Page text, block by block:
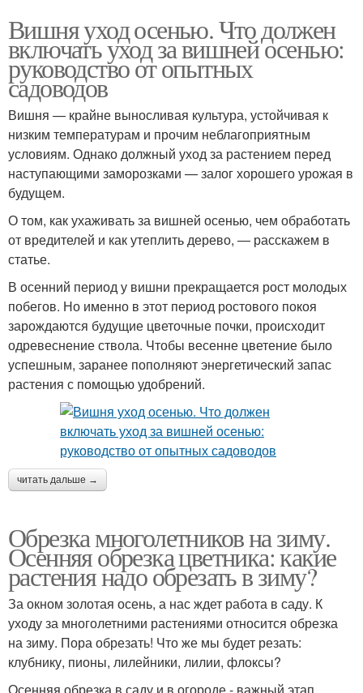
Вишня уход осенью. Что должен
включать уход за вишней осенью:
руководство от опытных
садоводов
Вишня — крайне выносливая культура, устойчивая к
низким температурам и прочим неблагоприятным
условиям. Однако должный уход за растением перед
наступающими заморозками — залог хорошего урожая в
будущем.
О том, как ухаживать за вишней осенью, чем обработать
от вредителей и как утеплить дерево, — расскажем в
статье.
В осенний период у вишни прекращается рост молодых
побегов. Но именно в этот период ростового покоя
зарождаются будущие цветочные почки, происходит
одревеснение ствола. Чтобы весенне цветение было
успешным, заранее пополняют энергетический запас
растения с помощью удобрений.
читать дальше →
Обрезка многолетников на зиму.
Осенняя обрезка цветника: какие
растения надо обрезать в зиму?
За окном золотая осень, а нас ждет работа в саду. К
уходу за многолетними растениями относится обрезка
на зиму. Пора обрезать! Что же мы будет резать:
клубнику, пионы, лилейники, лилии, флоксы?